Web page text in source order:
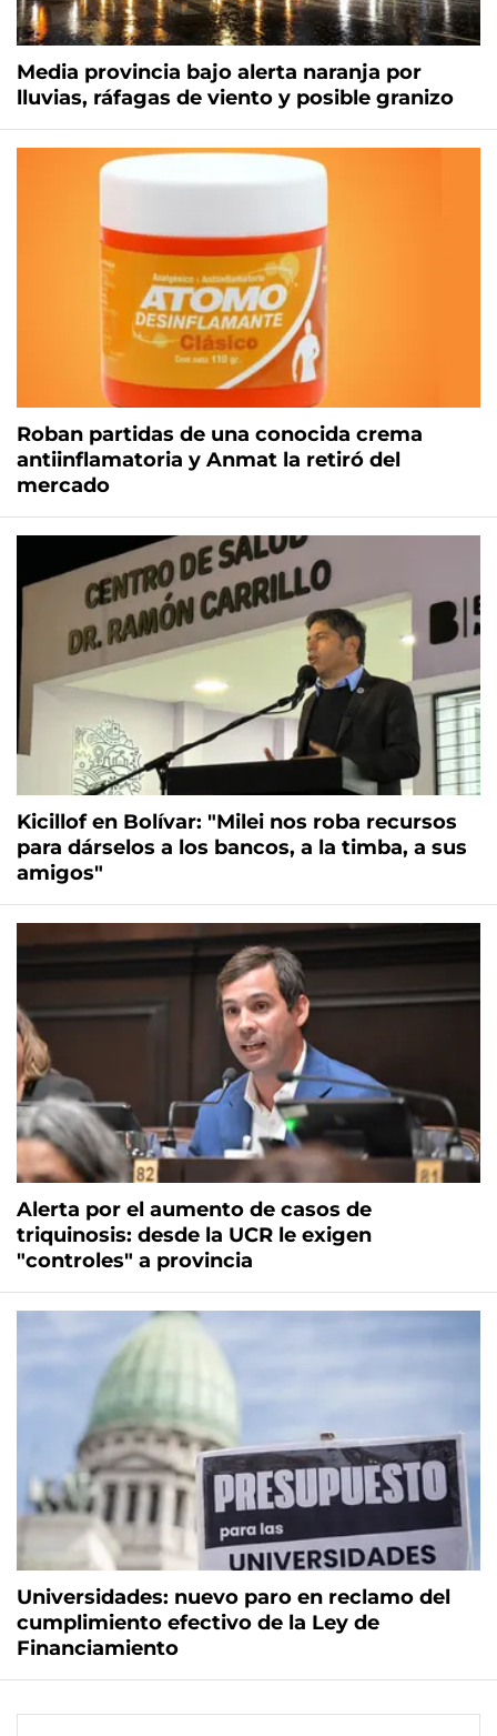
Media provincia bajo alerta naranja por
lluvias, ráfagas de viento y posible granizo
Roban partidas de una conocida crema
antiinflamatoria y Anmat la retiró del
mercado
Kicillof en Bolívar: "Milei nos roba recursos
para dárselos a los bancos, a la timba, a sus
amigos"
Alerta por el aumento de casos de
triquinosis: desde la UCR le exigen
"controles" a provincia
Universidades: nuevo paro en reclamo del
cumplimiento efectivo de la Ley de
Financiamiento